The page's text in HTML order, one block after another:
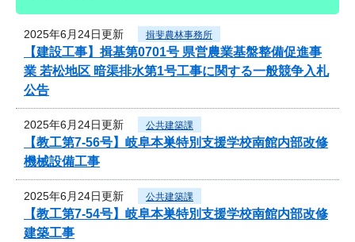
2025年6月24日更新 揖斐農林事務所
【建設工事】揖基第0701号 県営農業基盤整備促進事
業 若松地区 暗渠排水第1号工事に関する一般競争入札
公告
2025年6月24日更新 公共建築課
【教工第7-56号】岐阜本巣特別支援学校南館内部改修
機械設備工事
2025年6月24日更新 公共建築課
【教工第7-54号】岐阜本巣特別支援学校南館内部改修
建築工事